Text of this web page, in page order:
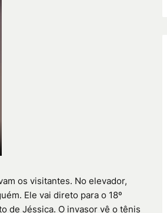
os visitantes. No elevador,
Ele vai direto para o 18º
de Jéssica. O invasor vê o tênis